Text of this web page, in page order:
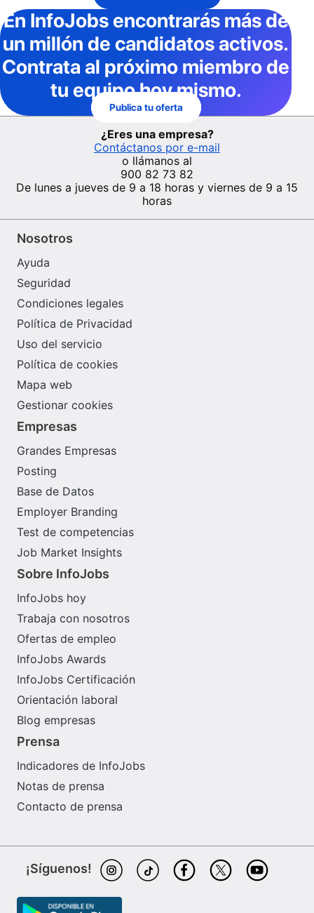
En InfoJobsencontrarás más de
un millón de candidatos activos.
Contrata al próximo miembro de
tu equipo hoy mismo.
Publica tu oferta
¿Eres una empresa?
Contáctanos por e-mail
o llámanos al
900 82 73 82
De lunes a jueves de 9 a 18 horas y viernes de 9 a 15
horas
Nosotros
Ayuda
Seguridad
Condiciones legales
Política de Privacidad
Uso del servicio
Política de cookies
Mapa web
Gestionar cookies
Empresas
Grandes Empresas
Posting
Base de Datos
Employer Branding
Test de competencias
Job Market Insights
Sobre InfoJobs
InfoJobs hoy
Trabaja con nosotros
Ofertas de empleo
InfoJobs Awards
InfoJobs Certificación
Orientación laboral
Blog empresas
Prensa
Indicadores de InfoJobs
Notas de prensa
Contacto de prensa
¡Síguenos!